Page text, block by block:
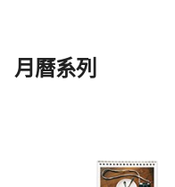
月曆系列